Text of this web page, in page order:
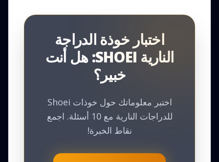
اختبار خوذة الدراجة
النارية SHOEI: هل أنت
خبير؟
اختبر معلوماتك حول خوذات Shoei
للدراجات النارية مع 10 أسئلة. اجمع
نقاط الخبرة!